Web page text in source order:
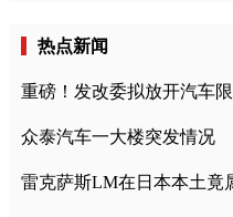
热点新闻
重磅！发改委拟放开汽车
众泰汽车一大楼突发情况
雷克萨斯LM在日本本土竟